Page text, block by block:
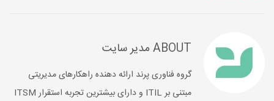
ABOUT مدیر سایت
گروه فناوری پرند ارائه دهنده راهکارهای مدیریتی
مبتنی بر ITIL و دارای بیشترین تجربه استقرار ITSM